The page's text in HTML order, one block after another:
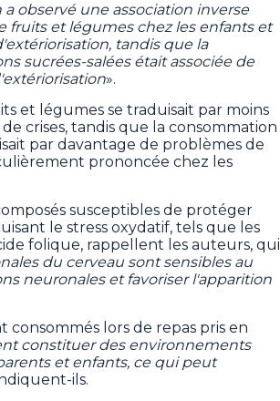
a observé une association inverse
et légumes chez les enfants et
tandis que la
sucrées-salées était associée de
».
et légumes se traduisait par moins
crises, tandis que la consommation
par davantage de problèmes de
prononcée chez les
susceptibles de protéger
le stress oxydatif, tels que les
folique, rappellent les auteurs, qui
du cerveau sont sensibles au
neuronales et favoriser l'apparition
lors de repas pris en
constituer des environnements
et enfants, ce qui peut
ils.